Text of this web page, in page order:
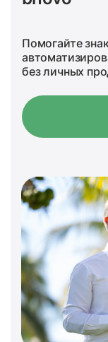
Помогайте
без личных